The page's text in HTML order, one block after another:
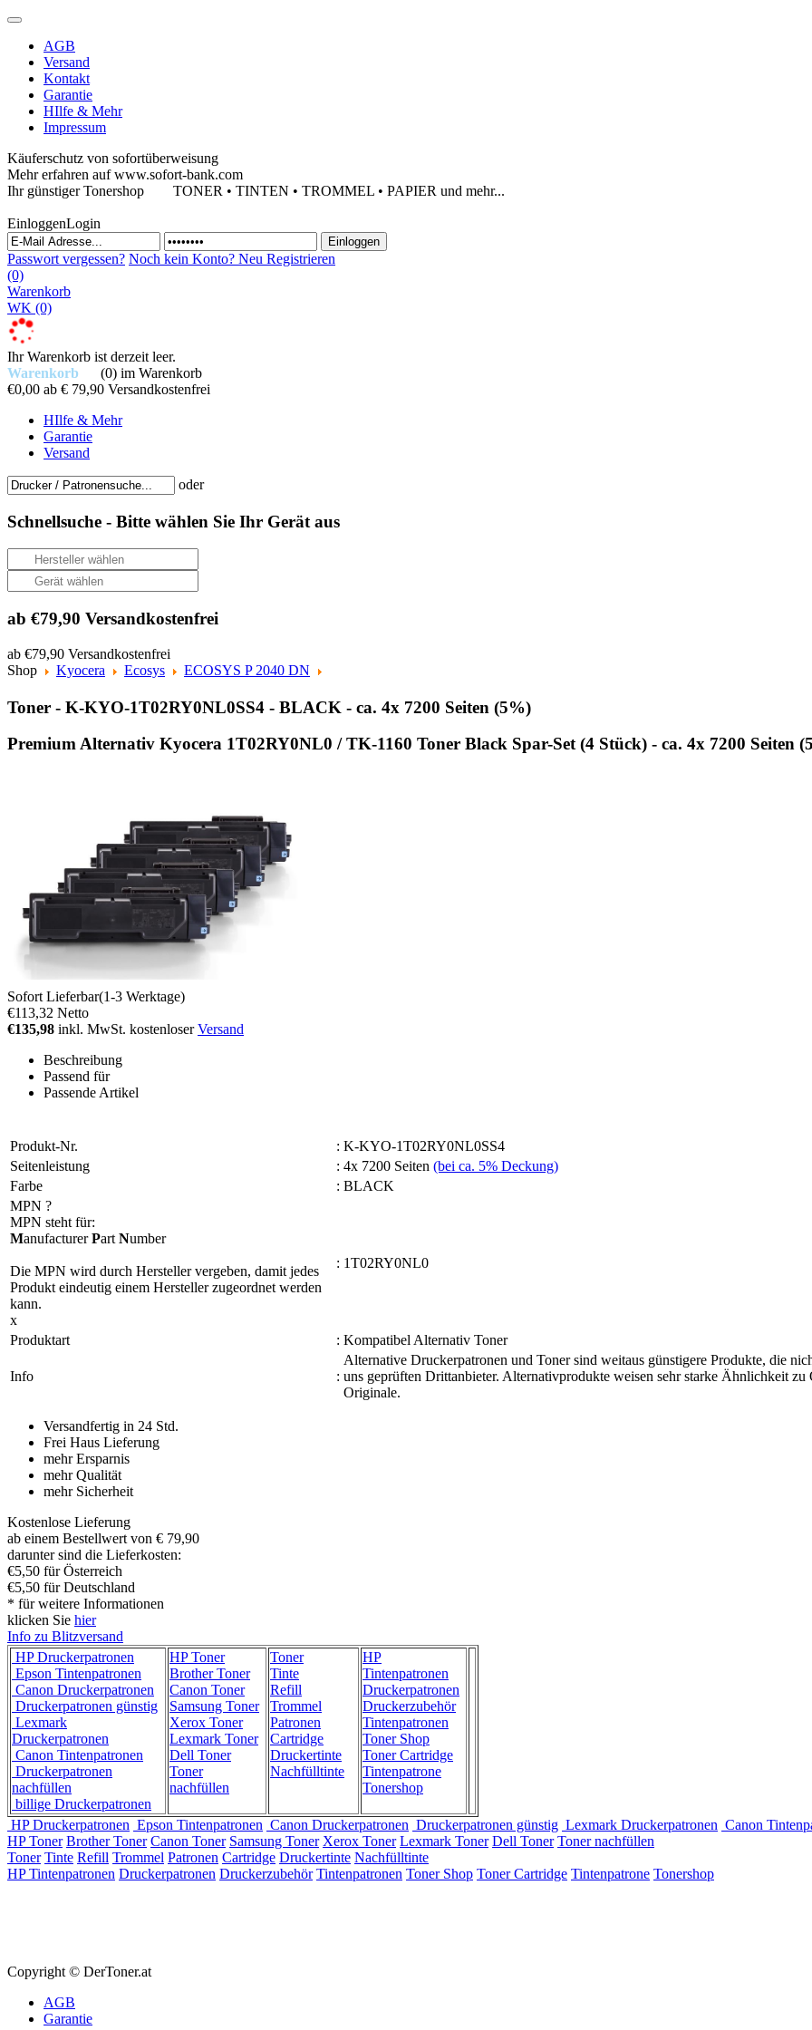
AGB
Versand
Kontakt
Garantie
HIlfe & Mehr
Impressum
Käuferschutz von sofortüberweisung
Mehr erfahren auf www.sofort-bank.com
Ihr günstiger Tonershop TONER • TINTEN • TROMMEL • PAPIER und mehr...
EinloggenLogin
Passwort vergessen? Noch kein Konto? Neu Registrieren
(0)
Warenkorb
WK (0)
Ihr Warenkorb ist derzeit leer.
Warenkorb
(0) im Warenkorb
€0,00 ab € 79,90 Versandkostenfrei
HIlfe & Mehr
Garantie
Versand
oder
Schnellsuche - Bitte wählen Sie Ihr Gerät aus
ab €79,90 Versandkostenfrei
ab €79,90 Versandkostenfrei
Shop
Kyocera Ecosys ECOSYS P 2040 DN
Toner - K-KYO-1T02RY0NL0SS4 - BLACK - ca. 4x 7200 Seiten (5%)
Premium Alternativ Kyocera 1T02RY0NL0 / TK-1160 Toner Black Spar-Set (4 Stück) - ca. 4x 7200 Seiten
Sofort Lieferbar(1-3 Werktage)
€113,32 Netto
€135,98 inkl. MwSt. kostenloserVersand
Beschreibung
Passend für
Passende Artikel
Produkt-Nr. : K-KYO-1T02RY0NL0SS4
Seitenleistung
: 4x 7200 Seiten (bei ca. 5% Deckung)
Farbe
: BLACK
MPN ?
MPN steht für:
ManufacturerPart Number
Die MPN wird durch Hersteller vergeben, damit jedes
Produkt eindeutig einem Hersteller zugeordnet werden
kann.
x
: 1T02RY0NL0
Produktart : Kompatibel Alternativ Toner
Info :
Alternative Druckerpatronen und Toner sind weitaus günstigere Produkte, die
uns geprüften Drittanbieter. Alternativprodukte weisen sehr starke Ähnlichkeit
Originale.
Versandfertig in 24 Std.
Frei Haus Lieferung
mehr Ersparnis
mehr Qualität
mehr Sicherheit
Kostenlose Lieferung
ab einem Bestellwert von € 79,90
darunter sind die Lieferkosten:
€5,50 für Österreich
€5,50 für Deutschland
* für weitere Informationen
klicken Sie hier
Info zu Blitzversand
HP Druckerpatronen
Epson Tintenpatronen
Canon Druckerpatronen
Druckerpatronen günstig
Lexmark
Druckerpatronen
Canon Tintenpatronen
Druckerpatronen
nachfüllen
billige Druckerpatronen
HP Toner
Brother Toner
Canon Toner
Samsung Toner
Xerox Toner
Lexmark Toner
Dell Toner
Toner
nachfüllen
Toner
Tinte
Refill
Trommel
Patronen
Cartridge
Druckertinte
Nachfülltinte
HP
Tintenpatronen
Druckerpatronen
Druckerzubehör
Tintenpatronen
Toner Shop
Toner Cartridge
Tintenpatrone
Tonershop
HP Druckerpatronen Epson Tintenpatronen Canon Druckerpatronen Druckerpatronen günstig Lexmark Druckerpatronen Canon
HP Toner Brother Toner Canon Toner Samsung Toner Xerox Toner Lexmark Toner Dell Toner Toner nachfüllen
Toner Tinte Refill Trommel Patronen Cartridge Druckertinte Nachfülltinte
HP Tintenpatronen Druckerpatronen Druckerzubehör Tintenpatronen Toner Shop Toner Cartridge Tintenpatrone Tonershop
Copyright © DerToner.at
AGB
Garantie